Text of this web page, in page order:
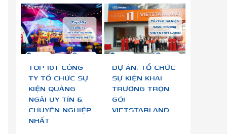
TOP 10+ CÔNG
TY TỔ CHỨC SỰ
KIỆN QUẢNG
NGÃI UY TÍN &
CHUYÊN NGHIỆP
NHẤT
DỰ ÁN: TỔ CHỨC
SỰ KIỆN KHAI
TRƯƠNG TRỌN
GÓI
VIETSTARLAND